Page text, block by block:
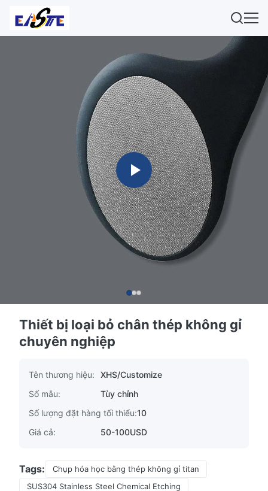
Thiết bị loại bỏ chân thép không gỉ
chuyên nghiệp
Tên thương hiệu:
XHS/Customize
Số mẫu:
Tùy chỉnh
Số lượng đặt hàng tối thiểu:10
Giá cả:
50-100USD
Tags:
Chụp hóa học bằng thép không gỉ titan
SUS304 Stainless Steel Chemical Etching